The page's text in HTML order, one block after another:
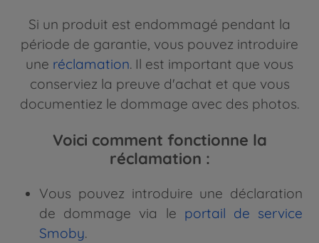
Si un produit est endommagé pendant la
période de garantie, vous pouvez introduire
une réclamation. Il est important que vous
conserviez la preuve d'achat et que vous
documentiez le dommage avec des photos.
Voici comment fonctionne la
réclamation :
Vous pouvez introduire une déclaration
de dommage via le portail de service
Smoby.